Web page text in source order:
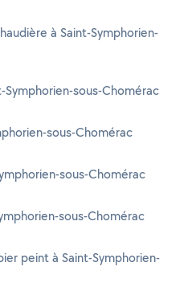
à Saint-Symphorien-
Symphorien-sous-Chomérac
sous-Chomérac
sous-Chomérac
sous-Chomérac
peint à Saint-Symphorien-